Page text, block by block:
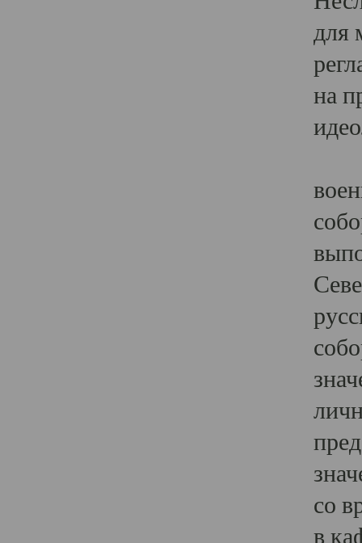
для
на
со
в